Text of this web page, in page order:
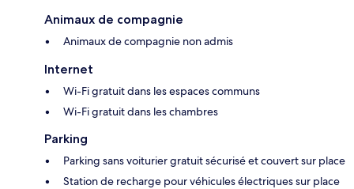
Animaux de compagnie
Animaux de compagnie non admis
Internet
Wi-Fi gratuit dans les espaces communs
Wi-Fi gratuit dans les chambres
Parking
Parking sans voiturier gratuit sécurisé et couvert sur place
Station de recharge pour véhicules électriques sur place